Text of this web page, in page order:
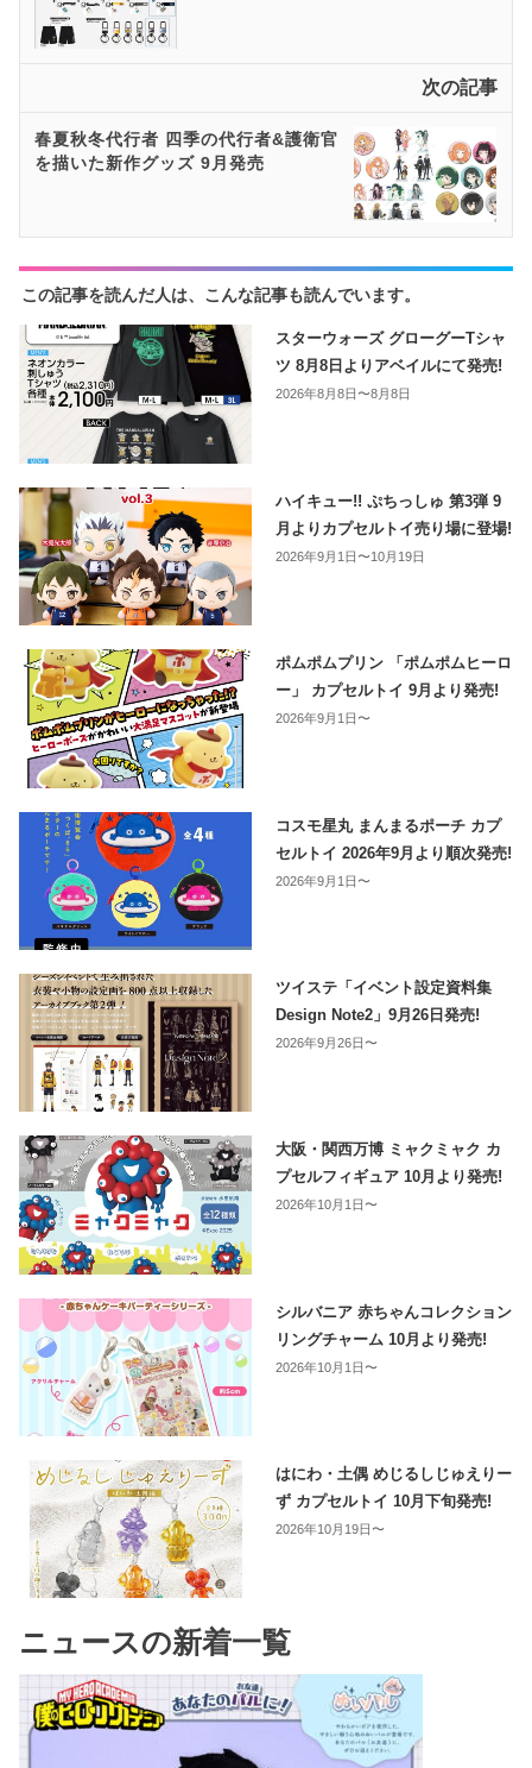
次の記事
春夏秋冬代行者 四季の代行者&護衛官
を描いた新作グッズ 9月発売
この記事を読んだ人は、こんな記事も読んでいます。
スターウォーズ グローグーTシャ
ツ 8月8日よりアベイルにて発売!
2026年8月8日〜8月8日
ハイキュー!! ぷちっしゅ 第3弾 9
月よりカプセルトイ売り場に登場!
2026年9月1日〜10月19日
ポムポムプリン 「ポムポムヒーロ
ー」 カプセルトイ 9月より発売!
2026年9月1日〜
コスモ星丸 まんまるポーチ カプ
セルトイ 2026年9月より順次発売!
2026年9月1日〜
ツイステ「イベント設定資料集
Design Note2」9月26日発売!
2026年9月26日〜
大阪・関西万博 ミャクミャク カ
プセルフィギュア 10月より発売!
2026年10月1日〜
シルバニア 赤ちゃんコレクション
リングチャーム 10月より発売!
2026年10月1日〜
はにわ・土偶 めじるしじゅえりー
ず カプセルトイ 10月下旬発売!
2026年10月19日〜
ニュースの新着一覧